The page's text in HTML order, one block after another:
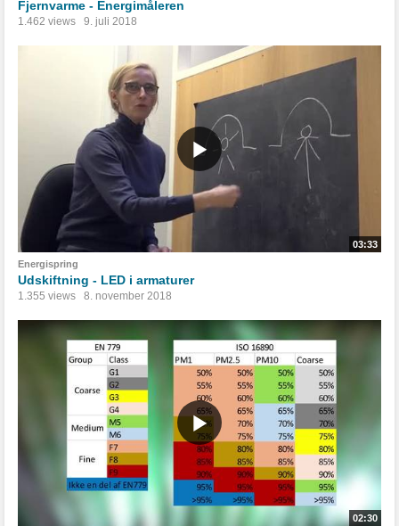
Fjernvarme - Energimåleren
1.462 views 9. juli 2018
03:33
Energispring
Udskiftning - LED i armaturer
1.355 views 8. november 2018
02:30